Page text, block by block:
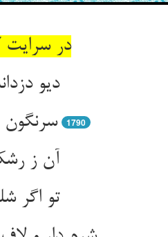
در سرایت
دیو
1790
آن ز
تو اگر